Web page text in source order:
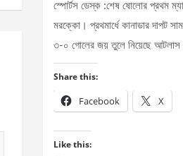
স্পোর্টস ডেস্ক :শেষ ষোলোর প্রথম
মরক্কো। প্রথমার্ধে কানাডার দাপট
৩-০ গোলের জয় তুলে নিয়েছে আটলাস
Share this:
Facebook X
Like this: